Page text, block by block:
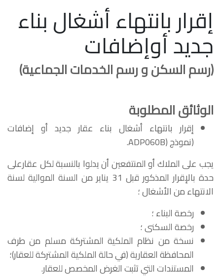
إقرار بانتهاء أشغال بناء
جديد أوإضافات
(رسم السكن و رسم الخدمات الجماعية)
الوثائق المطلوبة
إقرار بانتهاء أشغال بناء عقار جديد أو إضافات
(نموذج (ADP060B.
يجب على الملاك أو المنتفعين أن يدلوا بالنسبة لكل عقارعلى
حدة بالإقرار المذكور قبل 31 يناير من
السنة الموالية لسنة
الانتهاء من الأشغال؛
رخصة البناء ؛
رخصة السكنى ؛
نسخة من نظام الملكية المشتركة مسلم من طرف
المحافظة العقارية (في حالة الملكية المشتركة للعقار)؛
المستندات التي تثبت الغرض المخصص للعقار.